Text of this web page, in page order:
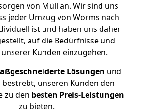
von Müll an. Wir sind uns
jeder Umzug von Worms nach
ist und haben uns daher
auf die Bedürfnisse und
Kunden einzugehen.
Lösungen und
unseren Kunden den
zu den besten Preis-Leistungen
zu bieten.